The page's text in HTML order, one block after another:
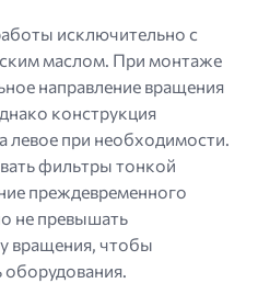
исключительно с
маслом. При монтаже
направление вращения
конструкция
левое при необходимости.
фильтры тонкой
преждевременного
не превышать
вращения, чтобы
оборудования.